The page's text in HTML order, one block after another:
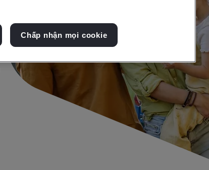
Chấp nhận mọi cookie